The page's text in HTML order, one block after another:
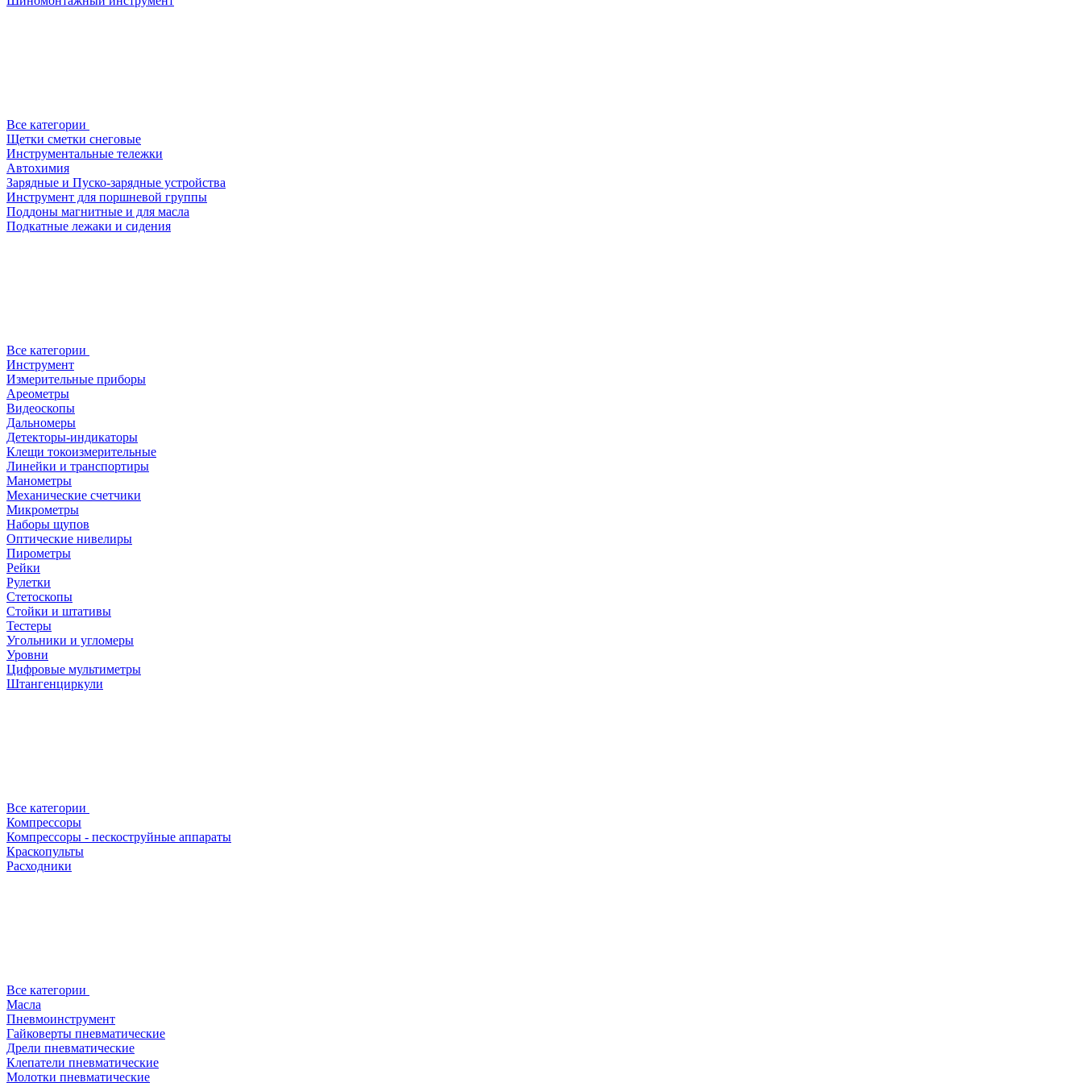
Все категории
Щетки сметки снеговые
Инструментальные тележки
Автохимия
Зарядные и Пуско-зарядные устройства
Инструмент для поршневой группы
Поддоны магнитные и для масла
Подкатные лежаки и сидения
Все категории
Инструмент
Измерительные приборы
Ареометры
Видеоскопы
Дальномеры
Детекторы-индикаторы
Клещи токоизмерительные
Линейки и транспортиры
Манометры
Механические счетчики
Микрометры
Наборы щупов
Оптические нивелиры
Пирометры
Рейки
Рулетки
Стетоскопы
Стойки и штативы
Тестеры
Угольники и угломеры
Уровни
Цифровые мультиметры
Штангенциркули
Все категории
Компрессоры
Компрессоры - пескоструйные аппараты
Краскопульты
Расходники
Все категории
Масла
Пневмоинструмент
Гайковерты пневматические
Дрели пневматические
Клепатели пневматические
Молотки пневматические